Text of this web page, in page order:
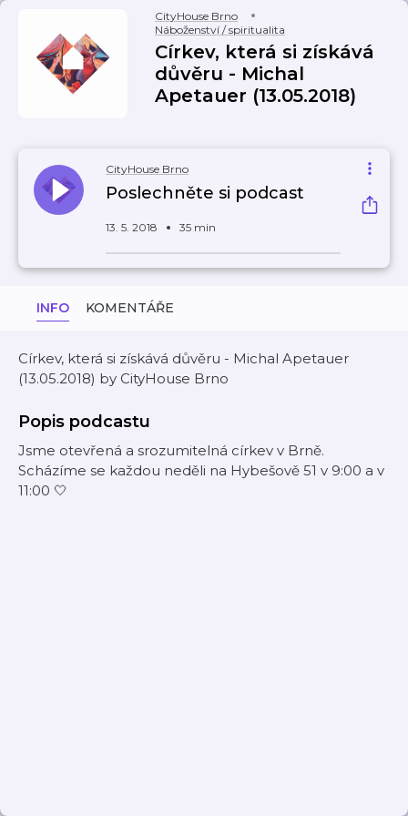
CityHouse Brno
Náboženství / spiritualita
Církev, která si získává
důvěru - Michal
Apetauer (13.05.2018)
CityHouse Brno
Poslechněte si podcast
13. 5. 2018 35 min
INFO KOMENTÁŘE
Církev, která si získává důvěru - Michal Apetauer
(13.05.2018) by CityHouse Brno
Popis podcastu
Jsme otevřená a srozumitelná církev v Brně.
Scházíme se každou neděli na Hybešově 51 v 9:00 a v
11:00 🤍